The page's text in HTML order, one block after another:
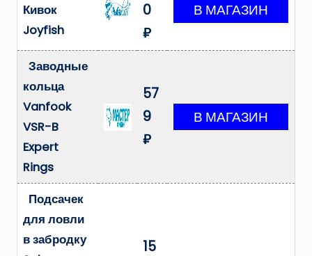
Кивок
Joyfish
0
₽
Заводные
кольца
Vanfook
VSR-B
Expert
Rings
57
9
₽
Подсачек
для ловли
в забродку
15